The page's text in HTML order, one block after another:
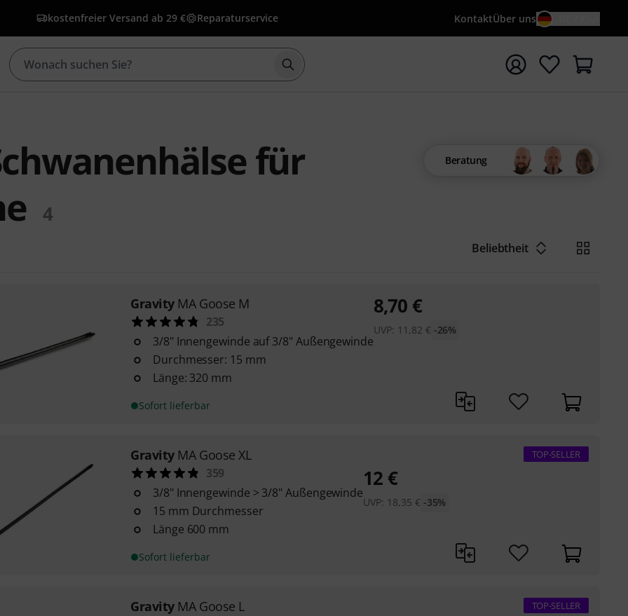
kostenfreier Versand ab 29 € Reparaturservice KontaktÜber uns
Suche mit Suchwort {searchTerm} starten
für
4
Beratung
Beliebtheit
Gravity MA Goose M
235
3/8" Innengewinde auf 3/8" Außengewinde
Durchmesser: 15 mm
Länge: 320 mm
Sofort lieferbar
8,70 €
UVP: 11,82 € -26%
Gravity MA Goose XL
359
3/8" Innengewinde > 3/8" Außengewinde
15 mm Durchmesser
Länge 600 mm
Sofort lieferbar
TOP-SELLER
12 €
UVP: 18,35 € -35%
Gravity MA Goose L TOP-SELLER